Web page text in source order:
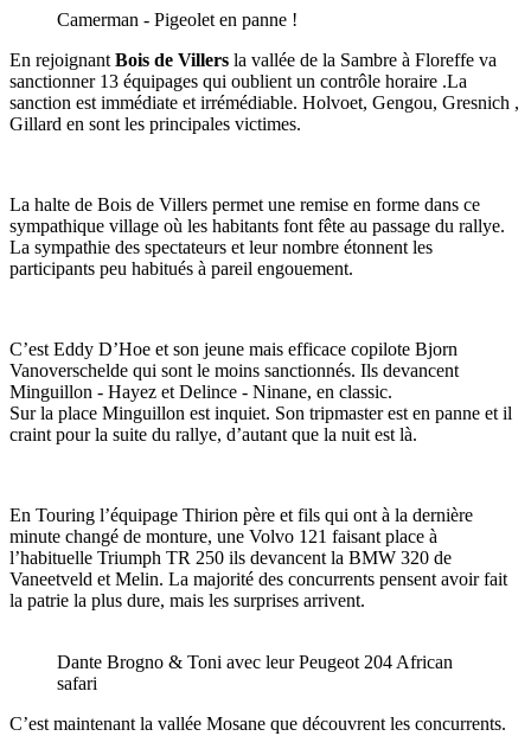
Camerman - Pigeolet en panne !
En rejoignantBois de Villers la vallée de la Sambre à Floreffe va
sanctionner 13 équipages qui oublient un contrôle horaire .La
sanction est immédiate et irrémédiable. Holvoet, Gengou, Gresnich ,
Gillard en sont les principales victimes.
La halte de Bois de Villers permet une remise en forme dans ce
sympathique village où les habitants font fête au passage du rallye.
La sympathie des spectateurs et leur nombre étonnent les
participants peu habitués à pareil engouement.
C’est Eddy D’Hoe et son jeune mais efficace copilote Bjorn
Vanoverschelde qui sont le moins sanctionnés. Ils devancent
Minguillon - Hayez et Delince - Ninane, en classic.
Sur la place Minguillon est inquiet. Son tripmaster est en panne et il
craint pour la suite du rallye, d’autant que la nuit est là.
En Touring l’équipage Thirion père et fils qui ont à la dernière
minute changé de monture, une Volvo 121 faisant place à
l’habituelle Triumph TR 250 ils devancent la BMW 320 de
Vaneetveld et Melin. La majorité des concurrents pensent avoir fait
la patrie la plus dure, mais les surprises arrivent.
Dante Brogno & Toni avec leur Peugeot 204 African
safari
C’est maintenant la vallée Mosane que découvrent les concurrents.